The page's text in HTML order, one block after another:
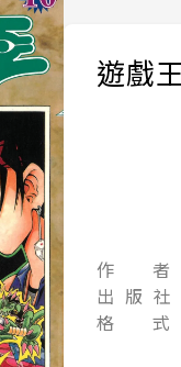
遊戲
作 者
出 版 社
格 式